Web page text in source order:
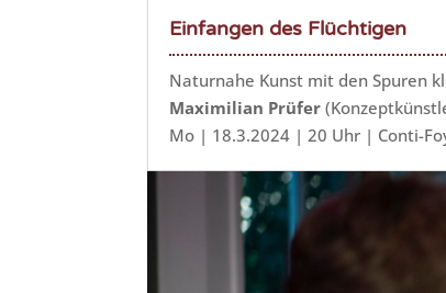
Einfangen des Flüchtigen
Naturnahe Kunst mit den Spuren
Maximilian Prüfer
Mo | 18.3.2024 | 20 Uhr | Conti-